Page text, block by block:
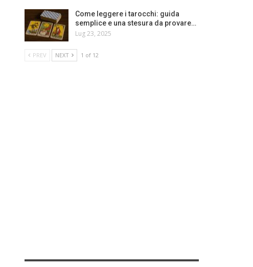
Come leggere i tarocchi: guida
semplice e una stesura da provare…
Lug 23, 2025
PREV NEXT 1 of 12